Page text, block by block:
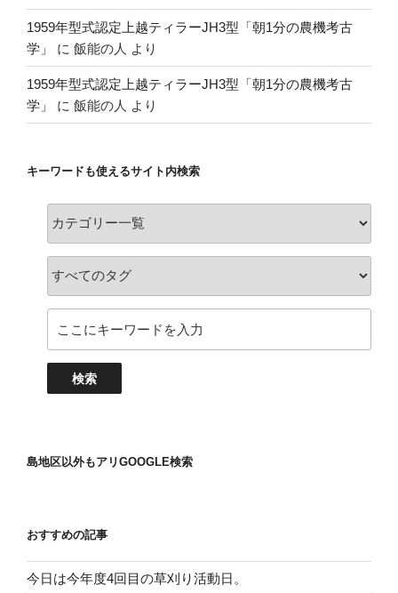
1959年型式認定上越ティラーJH3型「朝1分の農機考古
学」
に 飯能の人 より
1959年型式認定上越ティラーJH3型「朝1分の農機考古
学」
に 飯能の人 より
キーワードも使えるサイト内検索
島地区以外もアリGOOGLE検索
おすすめの記事
今日は今年度4回目の草刈り活動日。